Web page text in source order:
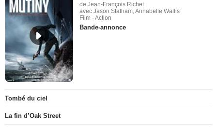
de Jean-François Richet
avec Jason Statham, Annabelle Wallis
Film - Action
Bande-annonce
Tombé du ciel
La fin d’Oak Street